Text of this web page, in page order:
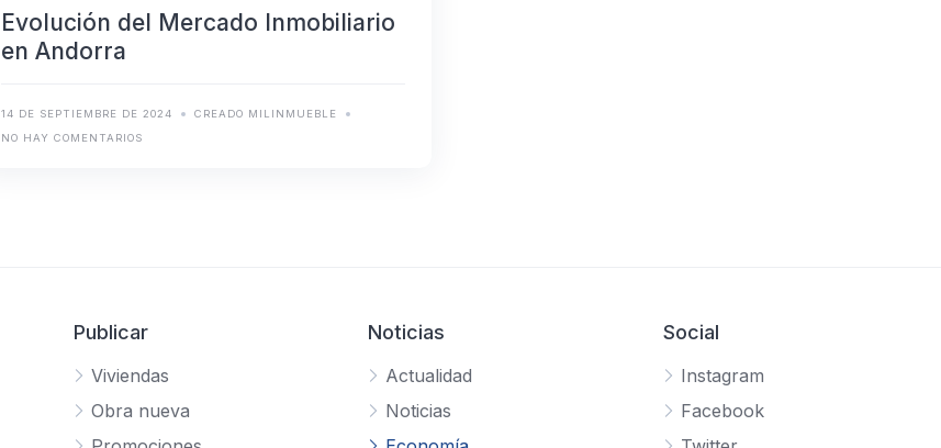
Evolución del Mercado Inmobiliario
en Andorra
14 DE SEPTIEMBRE DE 2024
CREADO MILINMUEBLE
NO HAY COMENTARIOS
Publicar
Viviendas
Obra nueva
Noticias
Actualidad
Noticias
Social
Instagram
Facebook